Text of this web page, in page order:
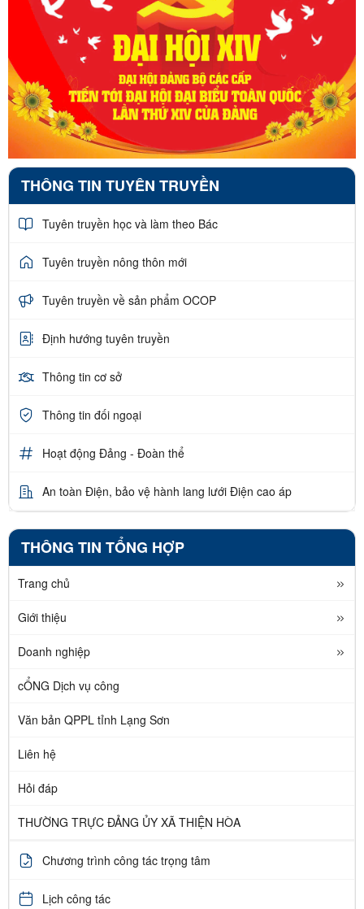
THÔNG TIN TUYÊN TRUYỀN
Tuyên truyền học và làm theo Bác
Tuyên truyền nông thôn mới
Tuyên truyền về sản phẩm OCOP
Định hướng tuyên truyền
Thông tin cơ sở
Thông tin đối ngoại
Hoạt động Đảng - Đoàn thể
An toàn Điện, bảo vệ hành lang lưới Điện cao áp
THÔNG TIN TỔNG HỢP
Trang chủ
Giới thiệu
Doanh nghiệp
cỔNG Dịch vụ công
Văn bản QPPL tỉnh Lạng Sơn
Liên hệ
Hỏi đáp
THƯỜNG TRỰC ĐẢNG ỦY XÃ THIỆN HÒA
Chương trình công tác trọng tâm
Lịch công tác